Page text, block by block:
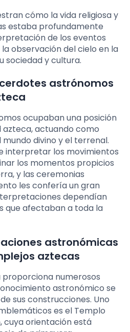
cómo la vida religiosa y
estaba profundamente
de los eventos
observación del cielo en la
sociedad y cultura.
astrónomos
ocupaban una posición
azteca, actuando como
divino y el terrenal.
interpretar los movimientos
los momentos propicios
y las ceremonias
les confería un gran
dependían
que afectaban a toda la
astronómicas
aztecas
numerosos
astronómico se
sus construcciones. Uno
es el Templo
cuya orientación está